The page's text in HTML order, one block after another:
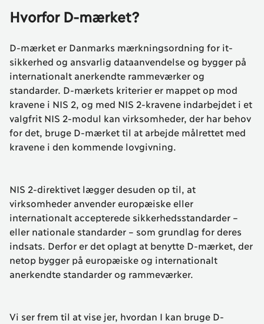
Hvorfor D-mærket?
D-mærket er Danmarks mærkningsordning for it-
sikkerhed og ansvarlig dataanvendelse og bygger på
internationalt anerkendte rammeværker og
standarder. D-mærkets kriterier er mappet op mod
kravene i NIS 2, og med NIS 2-kravene indarbejdet i et
valgfrit NIS 2-modul kan virksomheder, der har behov
for det, bruge D-mærket til at arbejde målrettet med
kravene i den kommende lovgivning.
NIS 2-direktivet lægger desuden op til, at
virksomheder anvender europæiske eller
internationalt accepterede sikkerhedsstandarder –
eller nationale standarder – som grundlag for deres
indsats. Derfor er det oplagt at benytte D-mærket, der
netop bygger på europæiske og internationalt
anerkendte standarder og rammeværker.
Vi ser frem til at vise jer, hvordan I kan bruge D-